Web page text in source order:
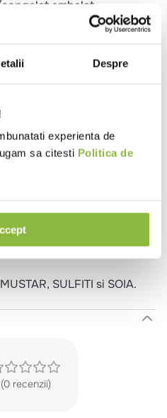
Despre
experienta de
sa citesti Politica de
ambalat
Catering Evenimente Pub
iodata, piper negru
SULFITI si SOIA.
(0 recenzii)